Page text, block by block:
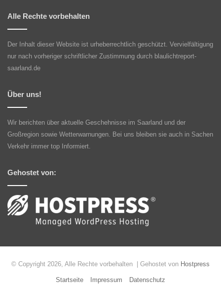
Alle Rechte vorbehalten
Der Inhalt dieser Website ist urheberrechtlich geschützt. Vervielfältigung
nur nach vorheriger schriftlicher Zustimmung durch blaulichtreport-
saarland.de
Über uns!
Wir berichten über aktuelle Geschehnisse im Saarland und der
Großregion sowie Wetterwarnungen. Bei uns bleiben sie auch in Sachen
Verkehr immer top Informiert.
Gehostet von:
© Copyright 2026, Alle Rechte vorbehalten | Gehostet von Hostpress
Startseite Impressum Datenschutz